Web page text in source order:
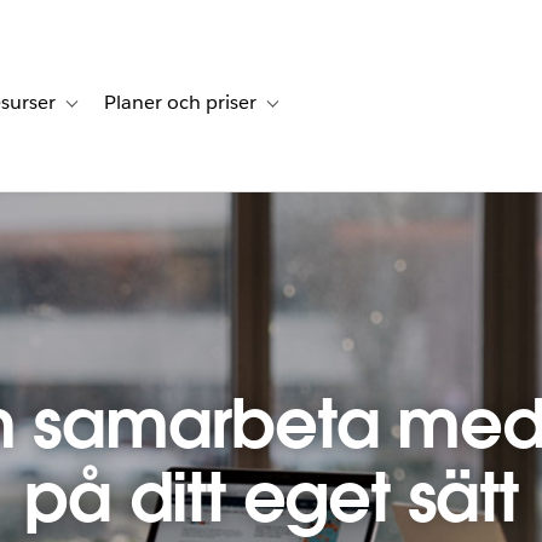
navigation for Lösningar
Toggle sub-navigation for Resurser
Planer och priser Toggle sub-navigation for Planer och
samarbeta
på ditt eget sätt